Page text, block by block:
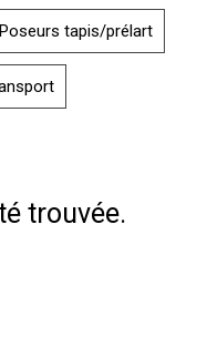
Poseurs tapis/prélart
trouvée.